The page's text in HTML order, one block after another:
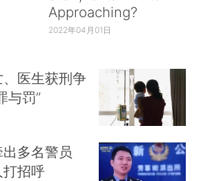
Approaching?
2022年04月01日
医生获刑争
与罚”
多名警员
招呼